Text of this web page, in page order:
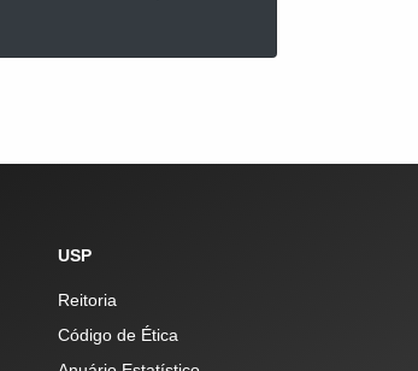
USP
Reitoria
Código de Ética